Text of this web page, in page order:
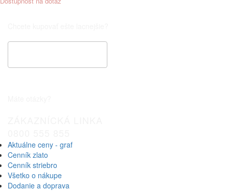
Aktuálne ceny - graf
Cenník zlato
Cenník striebro
Všetko o nákupe
Dodanie a doprava